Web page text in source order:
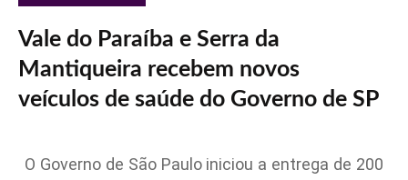
Vale do Paraíba e Serra da
Mantiqueira recebem novos
veículos de saúde do Governo de SP
O Governo de São Paulo iniciou a entrega de 200